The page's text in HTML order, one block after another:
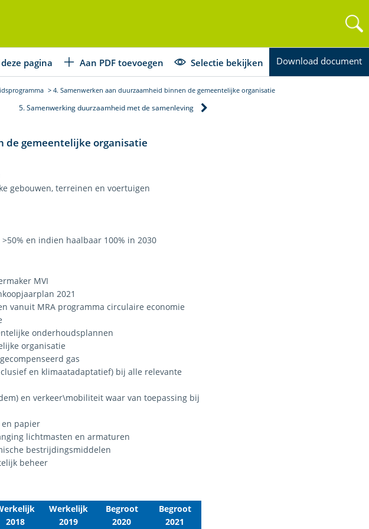
pagina Aan PDF toevoegen Selectie bekijken Download document
4. Samenwerken aan duurzaamheid binnen de gemeentelijke organisatie
5. Samenwerking duurzaamheid met de samenleving
de gemeentelijke organisatie
gebouwen, terreinen en voertuigen
en indien haalbaar 100% in 2030
MVI
2021
vanuit MRA programma circulaire economie
onderhoudsplannen
organisatie
gecompenseerd gas
en klimaatadaptatief) bij alle relevante
en verkeer\mobiliteit waar van toepassing bij
papier
lichtmasten en armaturen
bestrijdingsmiddelen
beheer
2018
Werkelijk
2019
Begroot
2020
Begroot
2021